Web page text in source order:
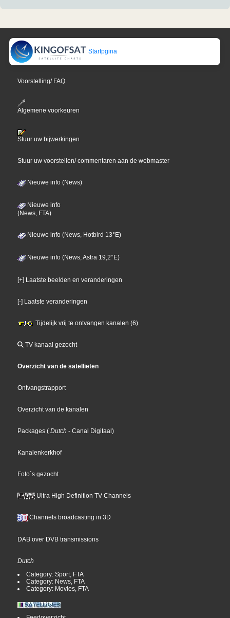
Startpgina
Voorstelling/ FAQ
Algemene voorkeuren
Stuur uw bijwerkingen
Stuur uw voorstellen/ commentaren aan de webmaster
Nieuwe info (News)
Nieuwe info
(News, FTA)
Nieuwe info (News, Hotbird 13°E)
Nieuwe info (News, Astra 19,2°E)
[+] Laatste beelden en veranderingen
[-] Laatste veranderingen
Tijdelijk vrij te ontvangen kanalen (6)
TV kanaal gezocht
Overzicht van de satellieten
Ontvangstrapport
Overzicht van de kanalen
Packages ( Dutch - Canal Digitaal)
Kanalenkerkhof
Foto´s gezocht
Ultra High Definition TV Channels
Channels broadcasting in 3D
DAB over DVB transmissions
Dutch
Category: Sport, FTA
Category: News, FTA
Category: Movies, FTA